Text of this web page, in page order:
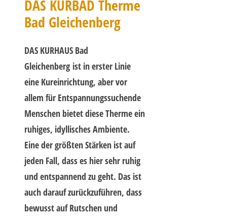
DAS KURBAD Therme
Bad Gleichenberg
DAS KURHAUS Bad
Gleichenberg ist in erster Linie
eine Kureinrichtung, aber vor
allem für Entspannungssuchende
Menschen bietet diese Therme ein
ruhiges, idyllisches Ambiente.
Eine der größten Stärken ist auf
jeden Fall, dass es hier sehr ruhig
und entspannend zu geht. Das ist
auch darauf zurückzuführen, dass
bewusst auf Rutschen und